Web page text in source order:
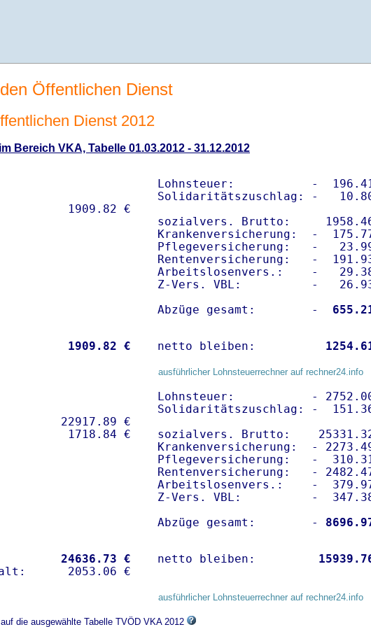
Öffentlichen Dienst
Dienst 2012
Bereich VKA, Tabelle 01.03.2012 - 31.12.2012
Lohnsteuer:           -
Solidaritätszuschlag: -
sozialvers. Brutto:
Krankenversicherung:  -
Pflegeversicherung:   -
Rentenversicherung:   -
Arbeitslosenvers.:    -
Z-Vers. VBL:          -
Abzüge gesamt:        -
1909.82 € netto bleiben:
ausführlicher Lohnsteuerrechner auf rechner24.info
22917.89 €
Lohnsteuer:           -
Solidaritätszuschlag: -
sozialvers. Brutto:
Krankenversicherung:  -
Pflegeversicherung:   -
Rentenversicherung:   -
Arbeitslosenvers.:    -
Z-Vers. VBL:          -
Abzüge gesamt:        -
24636.73 €
netto bleiben:
ausführlicher Lohnsteuerrechner auf rechner24.info
die ausgewählte Tabelle TVÖD VKA 2012